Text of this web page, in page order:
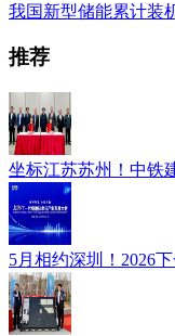
我国新型储能累计装
推荐
坐标江苏苏州！中铁
5月相约深圳！2026